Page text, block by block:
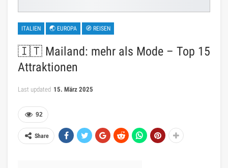
ITALIEN 🌏 EUROPA 🧭 REISEN
🇮🇹 Mailand: mehr als Mode – Top 15
Attraktionen
Last updated 15. März 2025
92
Share